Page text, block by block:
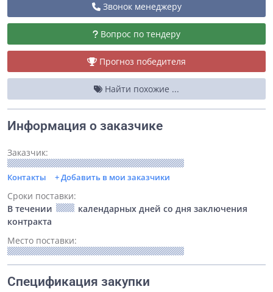
Звонок менеджеру
Вопрос по тендеру
Прогноз победителя
Найти похожие ...
Информация о заказчике
Заказчик:
Контакты + Добавить в мои заказчики
Сроки поставки:
В течении
календарных дней со дня заключения
контракта
Место поставки:
Спецификация закупки